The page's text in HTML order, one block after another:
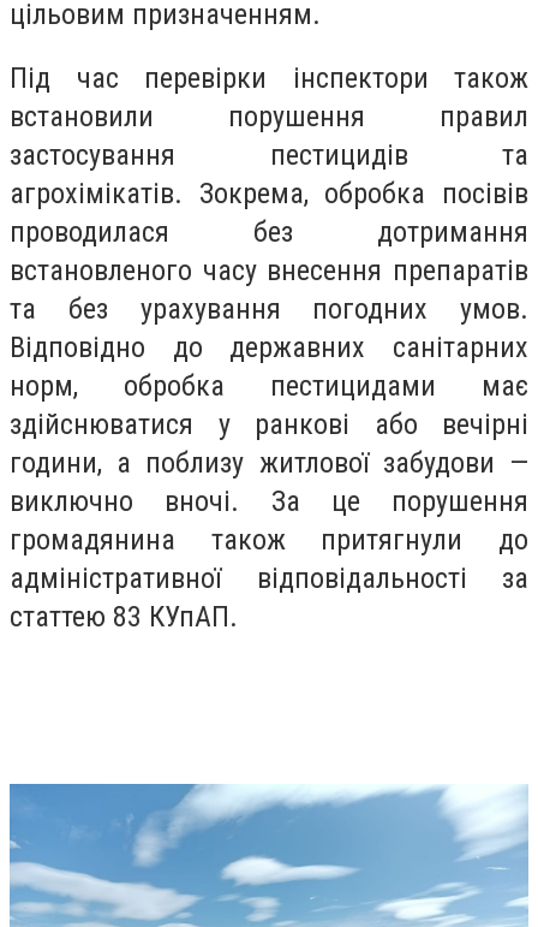
цільовим призначенням.
Під час перевірки інспектори також
встановили порушення правил
застосування пестицидів та
агрохімікатів. Зокрема, обробка посівів
проводилася без дотримання
встановленого часу внесення препаратів
та без урахування погодних умов.
Відповідно до державних санітарних
норм, обробка пестицидами має
здійснюватися у ранкові або вечірні
години, а поблизу житлової забудови —
виключно вночі. За це порушення
громадянина також притягнули до
адміністративної відповідальності за
статтею 83 КУпАП.